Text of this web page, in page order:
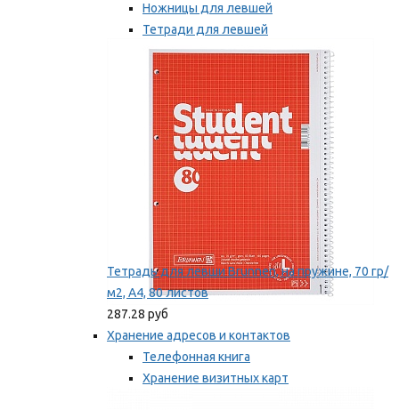
Ножницы для левшей
Тетради для левшей
Точилки для левшей
Мы рекомендуем
Тетрадь для левши Brunnen, на пружине, 70 гр/
м2, А4, 80 листов
287.28 руб
Хранение адресов и контактов
Телефонная книга
Хранение визитных карт